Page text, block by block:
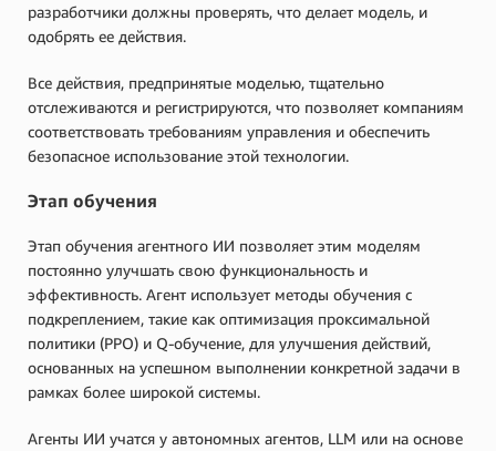
разработчики должны проверять, что делает модель, и
одобрять ее действия.
Все действия, предпринятые моделью, тщательно
отслеживаются и регистрируются, что позволяет компаниям
соответствовать требованиям управления и обеспечить
безопасное использование этой технологии.
Этап обучения
Этап обучения агентного ИИ позволяет этим моделям
постоянно улучшать свою функциональность и
эффективность. Агент использует методы обучения с
подкреплением, такие как оптимизация проксимальной
политики (PPO) и Q-обучение, для улучшения действий,
основанных на успешном выполнении конкретной задачи в
рамках более широкой системы.
Агенты ИИ учатся у автономных агентов, LLM или на основе